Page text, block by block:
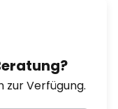
zur Verfügung.